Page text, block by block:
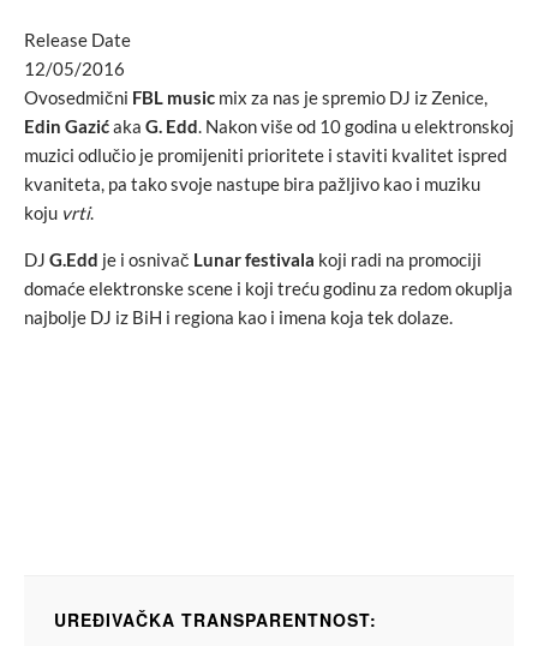
Release Date
12/05/2016
Ovosedmični FBL music mix za nas je spremio DJ iz Zenice,
Edin Gazićaka G. Edd . Nakon više od 10 godina u elektronskoj
muzici odlučio je promijeniti prioritete i staviti kvalitet ispred
kvaniteta, pa tako svoje nastupe bira pažljivo kao i muziku
koju vrti.
DJ G.Edd je i osnivač Lunar festivala koji radi na promociji
domaće elektronske scene i koji treću godinu za redom okuplja
najbolje DJ iz BiH i regiona kao i imena koja tek dolaze.
UREĐIVAČKA TRANSPARENTNOST: